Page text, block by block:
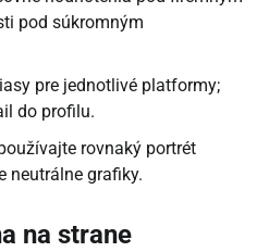
pod súkromným
pre jednotlivé platformy;
do profilu.
rovnaký portrét
neutrálne grafiky.
na strane